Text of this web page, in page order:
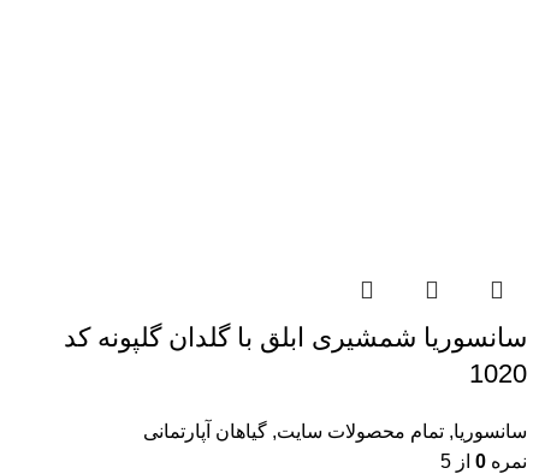
سانسوریا شمشیری ابلق با گلدان گلپونه کد
1020
سانسوریا, تمام محصولات سایت, گیاهان آپارتمانی
نمره 0 از 5